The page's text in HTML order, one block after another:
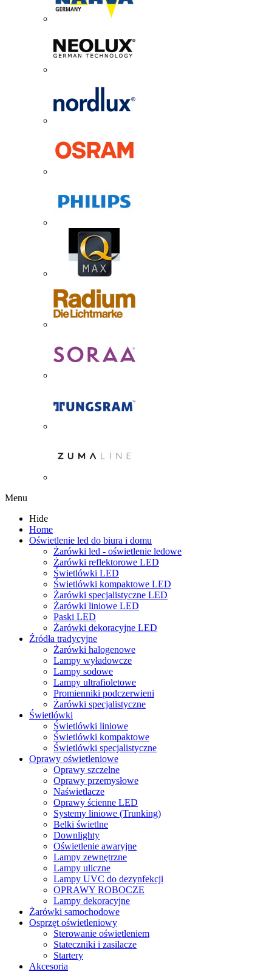
Menu
Hide
Home
Oświetlenie led do biura i domu
Żarówki led - oświetlenie ledowe
Żarówki reflektorowe LED
Świetlówki LED
Świetlówki kompaktowe LED
Żarówki specjalistyczne LED
Żarówki liniowe LED
Paski LED
Żarówki dekoracyjne LED
Źródła tradycyjne
Żarówki halogenowe
Lampy wyładowcze
Lampy sodowe
Lampy ultrafioletowe
Promienniki podczerwieni
Żarówki specjalistyczne
Świetlówki
Świetlówki liniowe
Świetlówki kompaktowe
Świetlówki specjalistyczne
Oprawy oświetleniowe
Oprawy szczelne
Oprawy przemysłowe
Naświetlacze
Oprawy ścienne LED
Systemy liniowe (Trunking)
Belki świetlne
Downlighty
Oświetlenie awaryjne
Lampy zewnętrzne
Lampy uliczne
Lampy UVC do dezynfekcji
OPRAWY ROBOCZE
Lampy dekoracyjne
Żarówki samochodowe
Osprzęt oświetleniowy
Sterowanie oświetleniem
Stateczniki i zasilacze
Startery
Akcesoria